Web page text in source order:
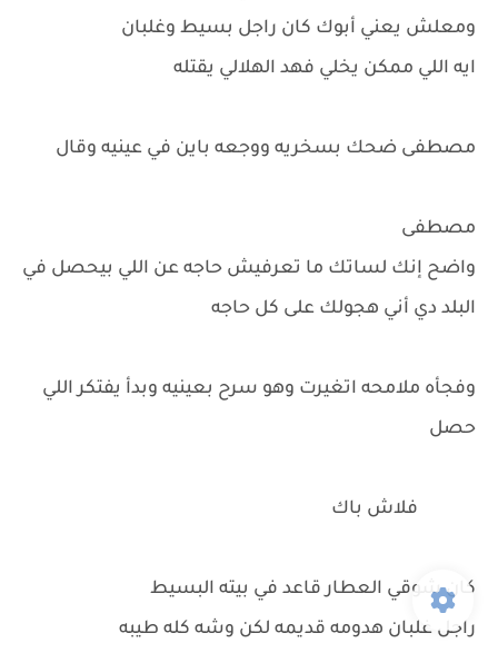
ومعلش يعني أبوك كان راجل بسيط وغلبان
ايه اللي ممكن يخلي فهد الهلالي يقتله
مصطفى ضحك بسخريه ووجعه باين في عينيه وقال
مصطفى
واضح إنك لساتك ما تعرفيش حاجه عن اللي بيحصل في
البلد دي أني هجولك على كل حاجه
وفجأه ملامحه اتغيرت وهو سرح بعينيه وبدأ يفتكر اللي
حصل
فلاش باك
كان شوقي العطار قاعد في بيته البسيط
راجل غلبان هدومه قديمه لكن وشه كله طيبه